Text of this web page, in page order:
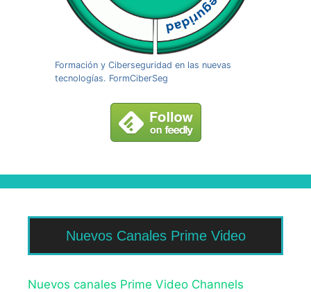
Formación y Ciberseguridad en las nuevas
tecnologías. FormCiberSeg
Nuevos Canales Prime Video
Nuevos canales Prime Video Channels